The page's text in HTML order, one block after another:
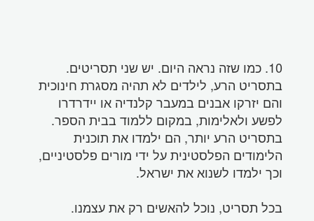
10. כמו שזה נראה היום. יש שני תסריטים.
בתסריט הרע, לילדים לא תהיה מסגרת חינוכית
והם יזרקו אבנים במעבר קלנדיה או יידרדרו
לפשע ולאלימות, במקום ללמוד בבית הספר.
בתסריט הרע יותר, הם ילמדו את תוכנית
הלימודים הפלסטינית על ידי מורים פלסטיניים,
וכך ילמדו לשנוא את ישראל.
בכל תסריט, נוכל להאשים רק את עצמנו.